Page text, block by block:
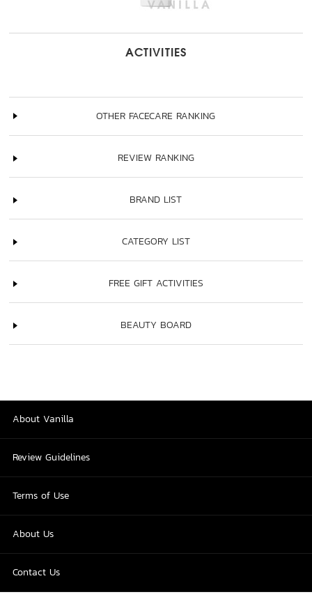
ACTIVITIES
OTHER FACECARE RANKING
REVIEW RANKING
BRAND LIST
CATEGORY LIST
FREE GIFT ACTIVITIES
BEAUTY BOARD
About Vanilla
Review Guidelines
Terms of Use
About Us
Contact Us